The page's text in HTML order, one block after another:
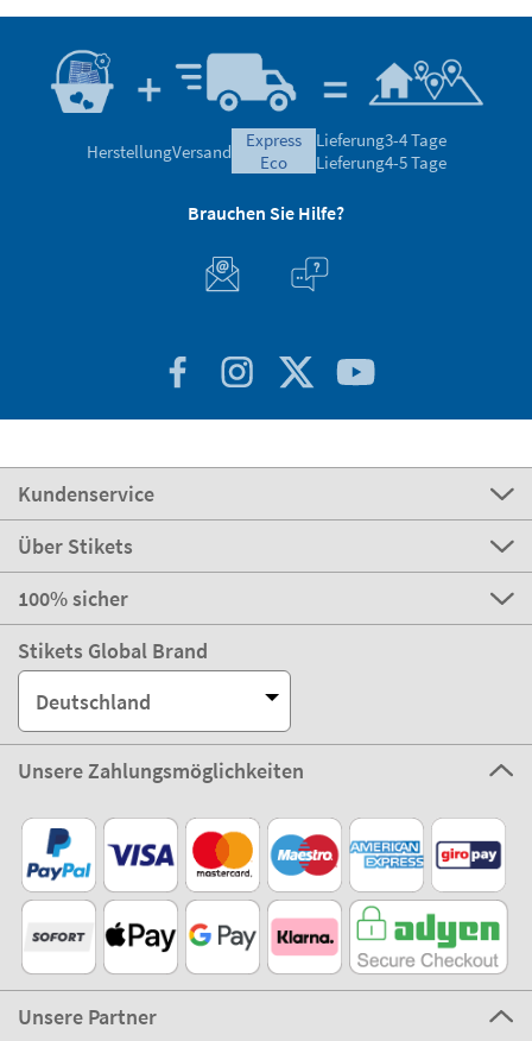
HerstellungVersand
express
eco
Lieferung3-4 Tage
Lieferung4-5 Tage
Brauchen Sie Hilfe?
Kundenservice
Über Stikets
100% sicher
Stikets Global Brand
Deutschland
Unsere Zahlungsmöglichkeiten
Unsere Partner